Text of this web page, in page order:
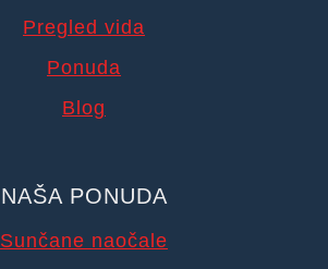
Pregled vida
Ponuda
Blog
NAŠA PONUDA
Sunčane naočale